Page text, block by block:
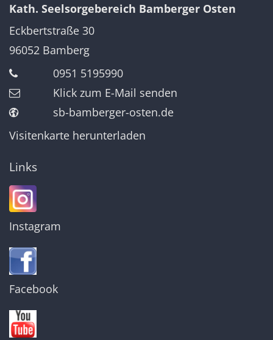
Kath. Seelsorgebereich Bamberger Osten
Eckbertstraße 30
96052 Bamberg
0951 5195990
Klick zum E-Mail senden
sb-bamberger-osten.de
Visitenkarte herunterladen
Links
Instagram
Facebook